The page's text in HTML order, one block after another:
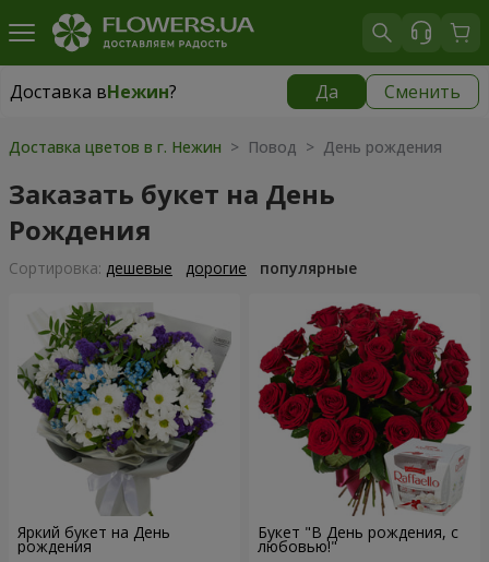
Доставка вНежин? Да Сменить
Доставка вНежин|
Доставка цветов в г. Нежин > Повод > День рождения
Заказать букет на День
Рождения
Cортировка: дешевые дорогие популярные
Яркий букет на День
рождения
Букет "В День рождения, с
любовью!"